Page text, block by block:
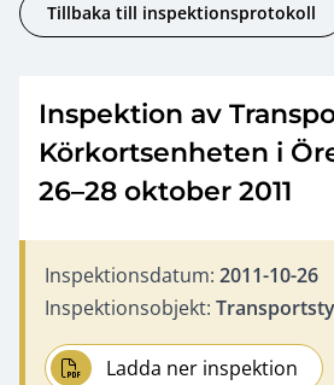
Tillbaka till inspektionsprotokoll
Inspektion av
Körkortsenheten i
26–28 oktober 2011
Inspektionsdatum: 2011-10-26
Inspektionsobjekt:
Ladda ner inspektion